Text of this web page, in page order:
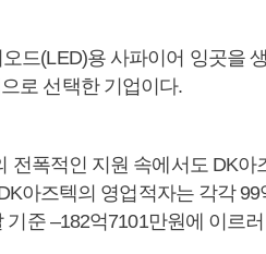
드(LED)용 사파이어 잉곳을
로 선택한 기업이다.
전폭적인 지원 속에서도 DK
아즈텍의 영업적자는 각각
기준 –182억7101만원에 이르